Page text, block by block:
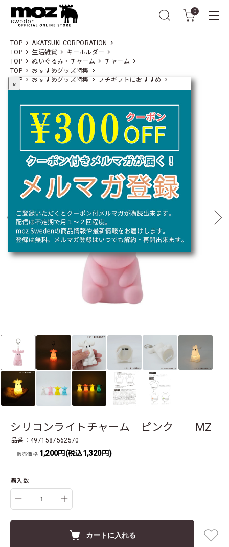
0
TOP
AKATSUKI CORPORATION
TOP
生活雑貨
キーホルダー
TOP
ぬいぐるみ・チャーム
チャーム
TOP
おすすめグッズ特集
TOP
おすすめグッズ特集 プチギフトにおすすめ
シリコンライトチャーム ピンク MZ
品番：4971587562570
販売価格 1,200円(税込1,320円)
購入数
カートに入れる
×